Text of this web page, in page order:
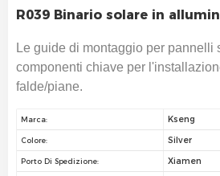
R039 Binario solare in
Le guide di montaggio per pannelli
componenti chiave per
falde/piane.
Marca: Kseng
Colore: Silver
Porto Di Spedizione: Xiamen